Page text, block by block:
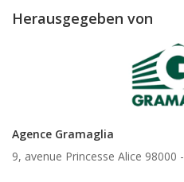
Herausgegeben von
Agence Gramaglia
9, avenue Princesse Alice 98000 -